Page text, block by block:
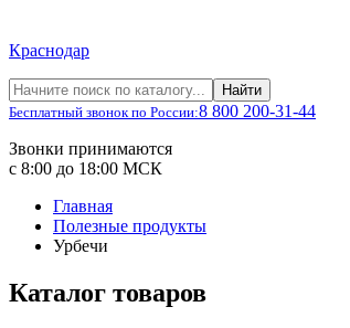
Краснодар
Найти
Бесплатный звонок по России:8 800 200-31-44
Звонки принимаются
с 8:00 до 18:00 МСК
Главная
Полезные продукты
Урбечи
Каталог товаров